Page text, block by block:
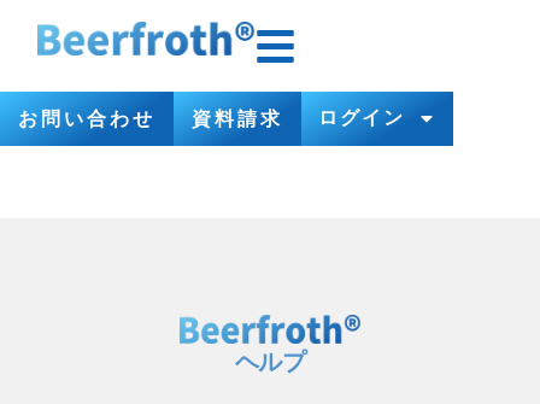
お問い合わせ 資料請求 ログイン
ヘルプ